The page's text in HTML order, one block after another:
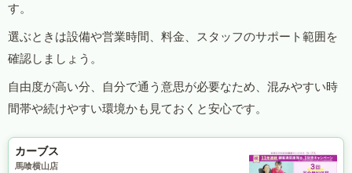
す。
選ぶときは設備や営業時間、料金、スタッフのサポート範囲を
確認しましょう。
自由度が高い分、自分で通う意思が必要なため、混みやすい時
間帯や続けやすい環境かも見ておくと安心です。
カーブス
馬喰横山店